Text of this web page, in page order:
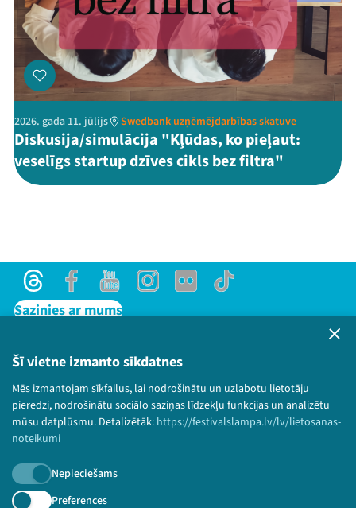
Šī vietne izmanto sīkdatnes
Mēs izmantojam sīkfailus, lai nodrošinātu un uzlabotu lietotāju
pieredzi, nodrošinātu sociālo saziņas līdzekļu funkcijas un analizētu
mūsu datplūsmu. Detalizētāk: https://festivalslampa.lv/lv/lietosanas-
noteikumi
Nepieciešams
Preferences
2026. gada 11. jūlijs Swedbank uzņēmējdarbības skatuve
Diskusija/simulācija "Kļūdas, ko pieļaut:
veselīgs startup dzīves cikls bez filtra"
ThreadsFacebookYoutubeInstagram
Flick TikTok
Sazinies ar mums
Lietošanas noteikumi un sīkdatņu politika
Bērnu aizsardzības politika
© 2026 Sarunu festivāls LAMPA Visas tiesības
paturētas.
Piesakies jaunumiem!